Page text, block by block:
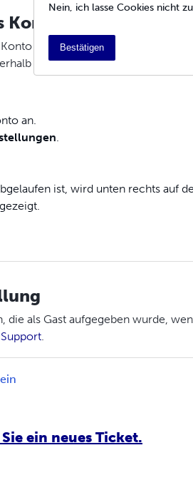
aufgegeben wurde, innerhalb
Ihres Kontos tun.
an.
.
ist, wird unten rechts auf
die als Gast aufgegeben wurde,
Support.
ein neues Ticket.
Nein, ich lasse Cookies nicht zu
Bestätigen